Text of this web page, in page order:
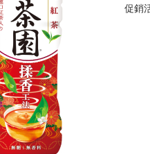
促銷